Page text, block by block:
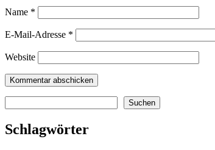
Name *
E-Mail-Adresse *
Website
Suchen
Schlagwörter